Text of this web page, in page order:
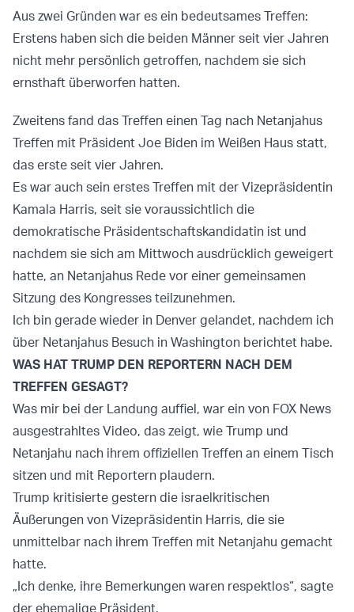
Aus zwei Gründen war es ein bedeutsames Treffen:
Erstens haben sich die beiden Männer seit vier Jahren
nicht mehr persönlich getroffen, nachdem sie sich
ernsthaft überworfen hatten.
Zweitens fand das Treffen einen Tag nach Netanjahus
Treffen mit Präsident Joe Biden im Weißen Haus statt,
das erste seit vier Jahren.
Es war auch sein erstes Treffen mit der Vizepräsidentin
Kamala Harris, seit sie voraussichtlich die
demokratische Präsidentschaftskandidatin ist und
nachdem sie sich am Mittwoch ausdrücklich geweigert
hatte, an Netanjahus Rede vor einer gemeinsamen
Sitzung des Kongresses teilzunehmen.
Ich bin gerade wieder in Denver gelandet, nachdem ich
über Netanjahus Besuch in Washington berichtet habe.
WAS HAT TRUMP DEN REPORTERN NACH DEM
TREFFEN GESAGT?
Was mir bei der Landung auffiel, war ein von FOX News
ausgestrahltes Video, das zeigt, wie Trump und
Netanjahu nach ihrem offiziellen Treffen an einem Tisch
sitzen und mit Reportern plaudern.
Trump kritisierte gestern die israelkritischen
Äußerungen von Vizepräsidentin Harris, die sie
unmittelbar nach ihrem Treffen mit Netanjahu gemacht
hatte.
„Ich denke, ihre Bemerkungen waren respektlos“, sagte
der ehemalige Präsident.